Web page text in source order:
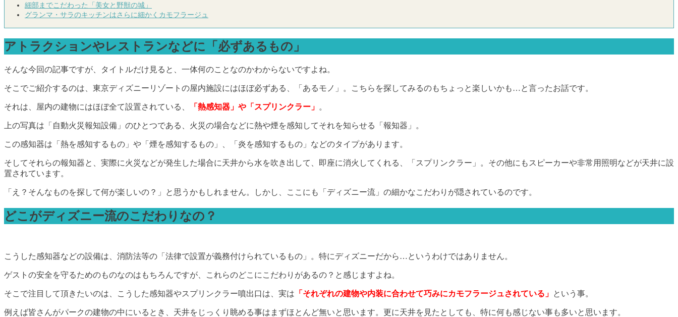
細部までこだわった「美女と野獣の城」
グランマ・サラのキッチンはさらに細かくカモフラージュ
アトラクションやレストランなどに「必ずあるもの」
そんな今回の記事ですが、タイトルだけ見ると、一体何のことなのかわからないですよね。
そこでご紹介するのは、東京ディズニーリゾートの屋内施設にはほぼ必ずある、「あるモノ」。こちらを探してみるのもちょっと楽しいかも…と言ったお話です。
それは、屋内の建物にはほぼ全て設置されている、 「熱感知器」や「スプリンクラー」 。
上の写真は「自動火災報知設備」のひとつである、火災の場合などに熱や煙を感知してそれを知らせる「報知器」。
この感知器は「熱を感知するもの」や「煙を感知するもの」、「炎を感知するもの」などのタイプがあります。
そしてそれらの報知器と、実際に火災などが発生した場合に天井から水を吹き出して、即座に消火してくれる、「スプリンクラー」。その他にもスピーカーや非常用照明などが天井に設
置されています。
「え？そんなものを探して何が楽しいの？」と思うかもしれません。しかし、ここにも「ディズニー流」の細かなこだわりが隠されているのです。
どこがディズニー流のこだわりなの？
こうした感知器などの設備は、消防法等の「法律で設置が義務付けられているもの」。特にディズニーだから…というわけではありません。
ゲストの安全を守るためのものなのはもちろんですが、これらのどこにこだわりがあるの？と感じますよね。
そこで注目して頂きたいのは、こうした感知器やスプリンクラー噴出口は、実は 「それぞれの建物や内装に合わせて巧みにカモフラージュされている」 という事。
例えば皆さんがパークの建物の中にいるとき、天井をじっくり眺める事はまずほとんど無いと思います。更に天井を見たとしても、特に何も感じない事も多いと思います。